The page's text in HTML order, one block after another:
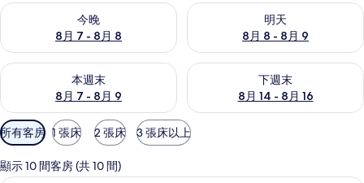
今晚
8月 7 - 8月 8
查看今晚 (8月 7 - 8月 8) 的供應情況
明天
8月 8 - 8月 9
查看明天 (8月 8 - 8月 9) 的供
本週末
8月 7 - 8月 9
查看本週末 (8月 7 - 8月 9) 的供應情況
下週末
8月 14 - 8月 16
查看下週末 (8月 14 - 8月 16)
可
用
的
所有客房 1 張床 2 張床 3 張床以上
顯示 10 間客房 (共 10 間)